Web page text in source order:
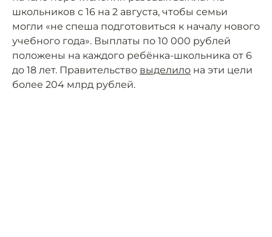
школьников с 16 на 2 августа, чтобы семьи
могли «не спеша подготовиться к началу нового
учебного года». Выплаты по 10 000 рублей
положены на каждого ребёнка-школьника от 6
до 18 лет. Правительство выделило на эти цели
более 204 млрд рублей.